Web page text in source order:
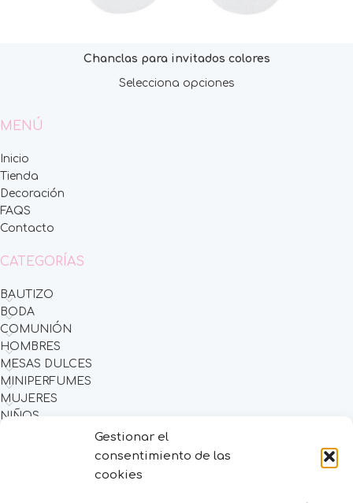
Gestionar el
consentimiento de las
cookies
Chanclas para invitados colores
Selecciona opciones
MENÚ
Inicio
Tienda
Decoración
FAQS
Contacto
CATEGORÍAS
BAUTIZO
BODA
COMUNIÓN
HOMBRES
MESAS DULCES
MINIPERFUMES
MUJERES
NIÑOS